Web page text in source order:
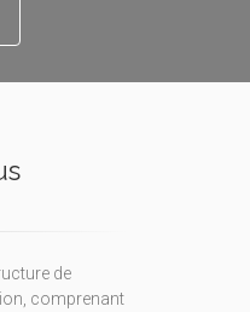
de
comprenant